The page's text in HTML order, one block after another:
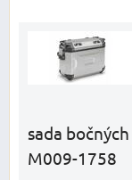
sada
M009-1758